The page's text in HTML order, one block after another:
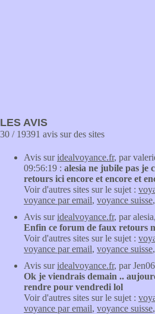
LES AVIS
30 / 19391 avis sur des sites
Avis suridealvoyance.fr, par
09:56:19 : alesia ne jubile pas je
retours ici encore et encore et
Voir d'autres sites sur le sujet :
voyance par email, voyance suisse,
Avis suridealvoyance.fr, par
Enfin ce forum de faux retours
Voir d'autres sites sur le sujet :
voyance par email, voyance suisse,
Avis suridealvoyance.fr, par
Ok je viendrais demain ..
rendre pour vendredi lol
Voir d'autres sites sur le sujet :
voyance par email, voyance suisse,